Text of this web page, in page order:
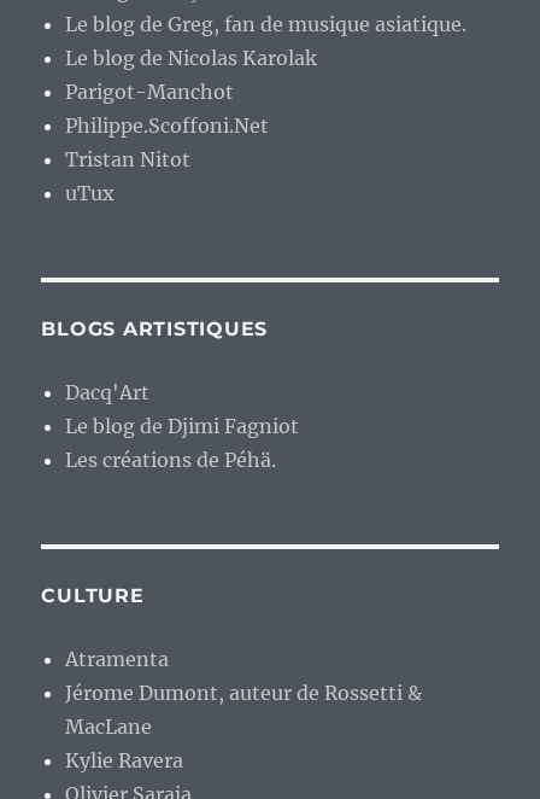
Le blog de Greg, fan de musique asiatique.
Le blog de Nicolas Karolak
Parigot-Manchot
Philippe.Scoffoni.Net
Tristan Nitot
uTux
BLOGS ARTISTIQUES
Dacq'Art
Le blog de Djimi Fagniot
Les créations de Péhä.
CULTURE
Atramenta
Jérome Dumont, auteur de Rossetti &
MacLane
Kylie Ravera